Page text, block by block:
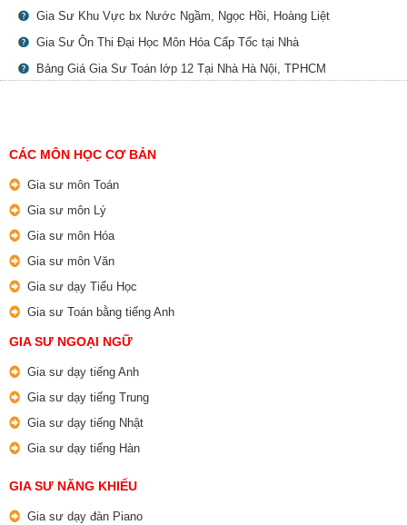
Gia Sư Khu Vực bx Nước Ngầm, Ngọc Hồi, Hoàng Liệt
Gia Sư Ôn Thi Đại Học Môn Hóa Cấp Tốc tại Nhà
Bảng Giá Gia Sư Toán lớp 12 Tại Nhà Hà Nội, TPHCM
CÁC MÔN HỌC CƠ BẢN
Gia sư môn Toán
Gia sư môn Lý
Gia sư môn Hóa
Gia sư môn Văn
Gia sư dạy Tiểu Học
Gia sư Toán bằng tiếng Anh
GIA SƯ NGOẠI NGỮ
Gia sư dạy tiếng Anh
Gia sư dạy tiếng Trung
Gia sư dạy tiếng Nhật
Gia sư dạy tiếng Hàn
GIA SƯ NĂNG KHIẾU
Gia sư dạy đàn Piano